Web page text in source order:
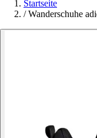
Startseite
/ Wanderschuhe